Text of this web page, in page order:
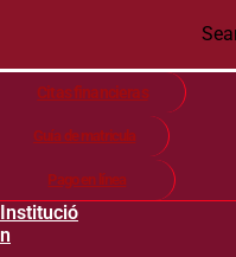
Citas financieras
Guía de matricula
Pago en línea
Institució
n